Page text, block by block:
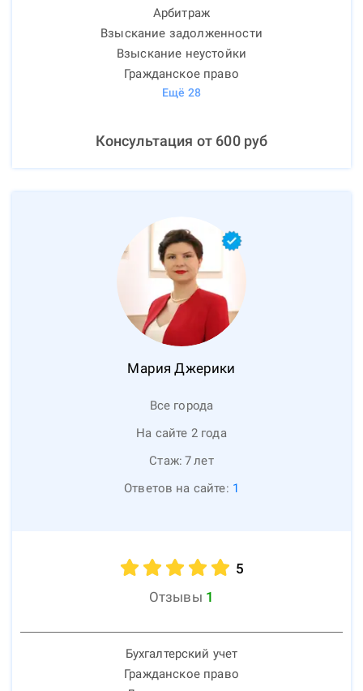
Арбитраж
Взыскание задолженности
Взыскание неустойки
Гражданское право
Ещё 28
Консультация от 600руб
Мария Джерики
Все города
На сайте 2 года
Стаж: 7лет
Ответов на сайте: 1
5
Отзывы 1
Бухгалтерский учет
Гражданское право